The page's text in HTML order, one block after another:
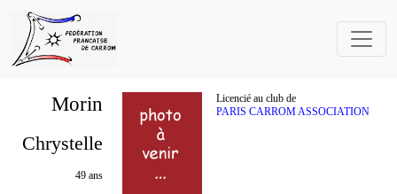
Morin
Licencié au club de
PARIS CARROM ASSOCIATION
Chrystelle
49 ans